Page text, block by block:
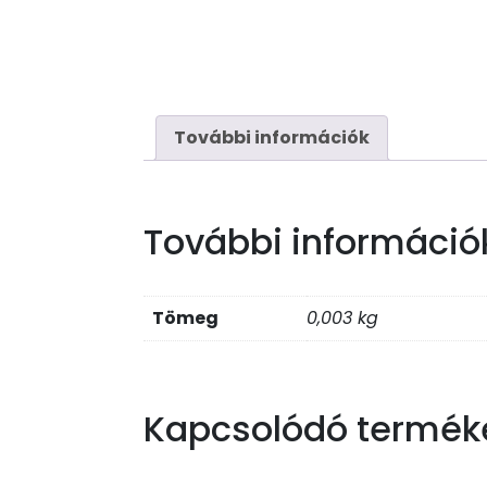
További információk
További
Tömeg 0,003 kg
Kapcsolódó